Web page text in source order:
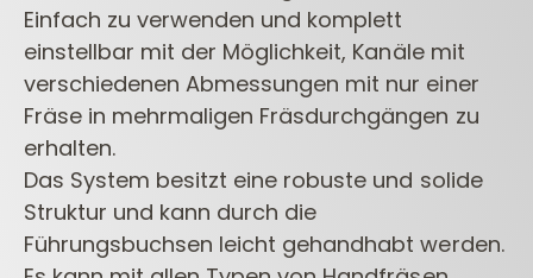
Einfach zu verwenden und komplett
einstellbar mit der Möglichkeit, Kanäle mit
verschiedenen Abmessungen mit nur einer
Fräse in mehrmaligen Fräsdurchgängen zu
erhalten.
Das System besitzt eine robuste und solide
Struktur und kann durch die
Führungsbuchsen leicht gehandhabt werden.